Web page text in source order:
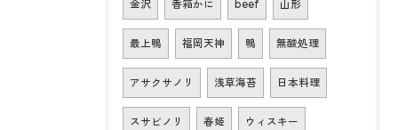
金沢 香箱かに beef 山形
最上鴨 福岡天神 鴨 無酸処理
アサクサノリ 浅草海苔 日本料理
スサビノリ 春姫 ウィスキー